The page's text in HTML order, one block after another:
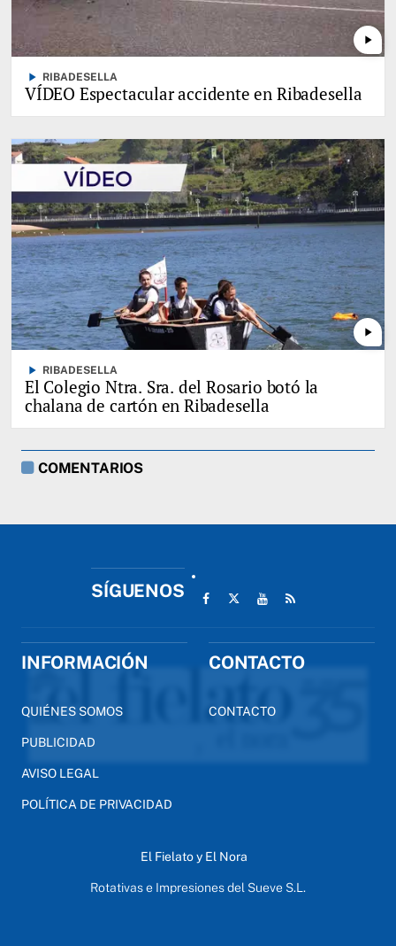
play_arrow
play_arrow RIBADESELLA
VÍDEO Espectacular accidente en Ribadesella
play_arrow
play_arrow RIBADESELLA
El Colegio Ntra. Sra. del Rosario botó la
chalana de cartón en Ribadesella
COMENTARIOS
SÍGUENOS
INFORMACIÓN
QUIÉNES SOMOS
PUBLICIDAD
AVISO LEGAL
POLÍTICA DE PRIVACIDAD
CONTACTO
CONTACTO
El Fielato y El Nora
Rotativas e Impresiones del Sueve S.L.